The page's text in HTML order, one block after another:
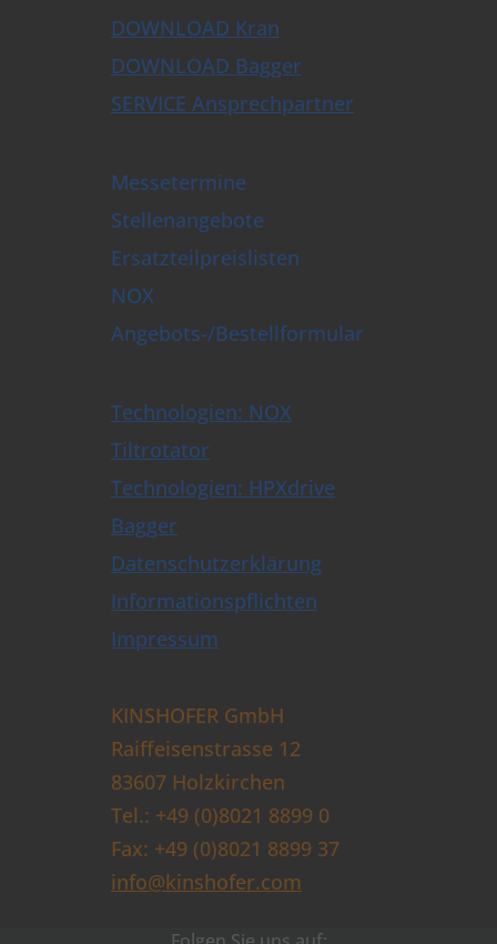
DOWNLOAD Kran
DOWNLOAD Bagger
SERVICE Ansprechpartner
Messetermine
Stellenangebote
Ersatzteilpreislisten
NOX
Angebots-/Bestellformular
Technologien: NOX
Tiltrotator
Technologien: HPXdrive
Bagger
Datenschutzerklärung
Informationspflichten
Impressum
KINSHOFER GmbH
Raiffeisenstrasse 12
83607 Holzkirchen
Tel.: +49 (0)8021 8899 0
Fax: +49 (0)8021 8899 37
info@kinshofer.com